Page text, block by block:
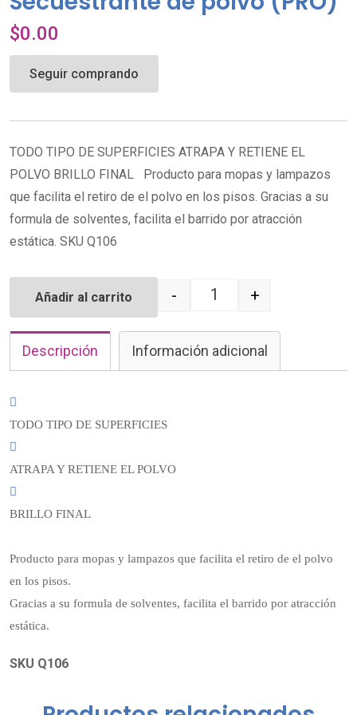
$0.00
Seguir comprando
TODO TIPO DE SUPERFICIES ATRAPA Y RETIENE EL
POLVO BRILLO FINAL Producto para mopas y lampazos
que facilita el retiro de el polvo en los pisos. Gracias a su
formula de solventes, facilita el barrido por atracción
estática. SKU Q106
Quantity
- +
Añadir al carrito
Descripción Información adicional
TODO TIPO DE SUPERFICIES
ATRAPA Y RETIENE EL POLVO
BRILLO FINAL
Producto para mopas y lampazos que facilita el retiro de el polvo
en los pisos.
Gracias a su formula de solventes, facilita el barrido por atracción
estática.
SKU Q106